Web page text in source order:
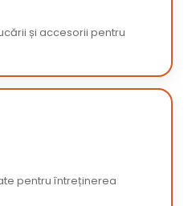
și accesorii pentru
pentru întreținerea